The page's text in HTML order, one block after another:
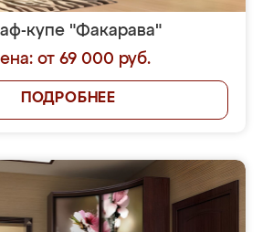
купе "Факарава"
от 69 000 руб.
ПОДРОБНЕЕ